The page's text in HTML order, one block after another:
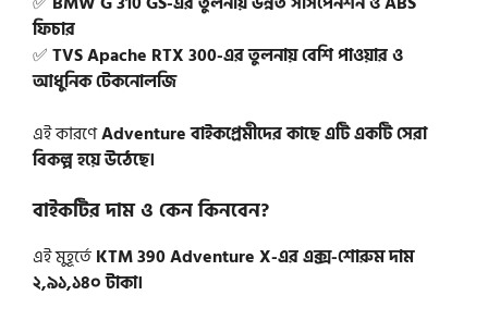
ফিচার
✅TVS Apache RTX 300-এর তুলনায় বেশি পাওয়ার ও
আধুনিক টেকনোলজি
এই কারণেAdventure বাইকপ্রেমীদের কাছে এটি একটি সেরা
বিকল্প হয়ে উঠেছে।
বাইকটির দাম ও কেন কিনবেন?
এই মুহূর্তেKTM 390 Adventure X-এর এক্স-শোরুম দাম
২,৯১,১৪০ টাকা।